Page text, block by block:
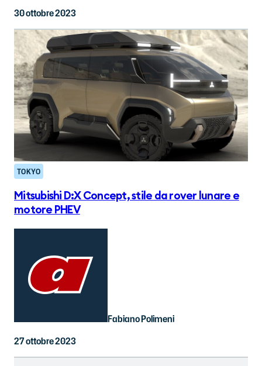
30 ottobre 2023
TOKYO
Mitsubishi D:X Concept, stile da rover lunare e
motore PHEV
Fabiano Polimeni
27 ottobre 2023